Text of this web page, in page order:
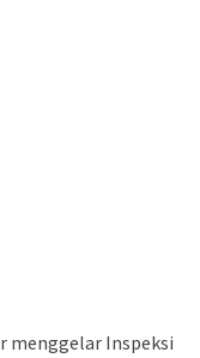
menggelar Inspeksi